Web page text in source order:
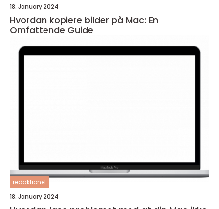
18. January 2024
Hvordan kopiere bilder på Mac: En
Omfattende Guide
redaktionel
18. January 2024